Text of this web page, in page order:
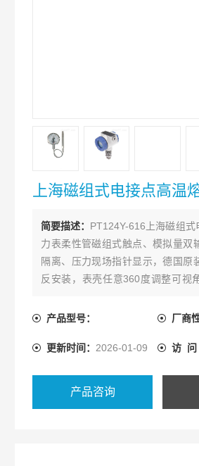
上海磁组式电接点高温
简要描述： PT124Y-616上海磁组式
力表柔性管磁组式触点、模拟量双
隔离、压力现场指针显示，德国原
反安装，表壳任意360度调整可视
备、橡塑制造设备、高温蒸汽等。
产品型号： 厂商
更新时间： 2026-01-09 访 问
产品咨询